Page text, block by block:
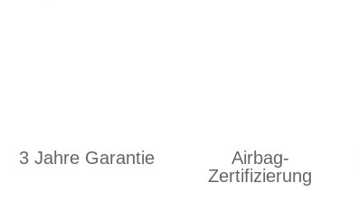
3 Jahre Garantie
Airbag-
Zertifizierung